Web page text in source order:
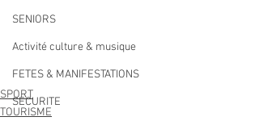
SENIORS
Activité culture & musique
FETES & MANIFESTATIONS
SECURITE
SPORT
TOURISME